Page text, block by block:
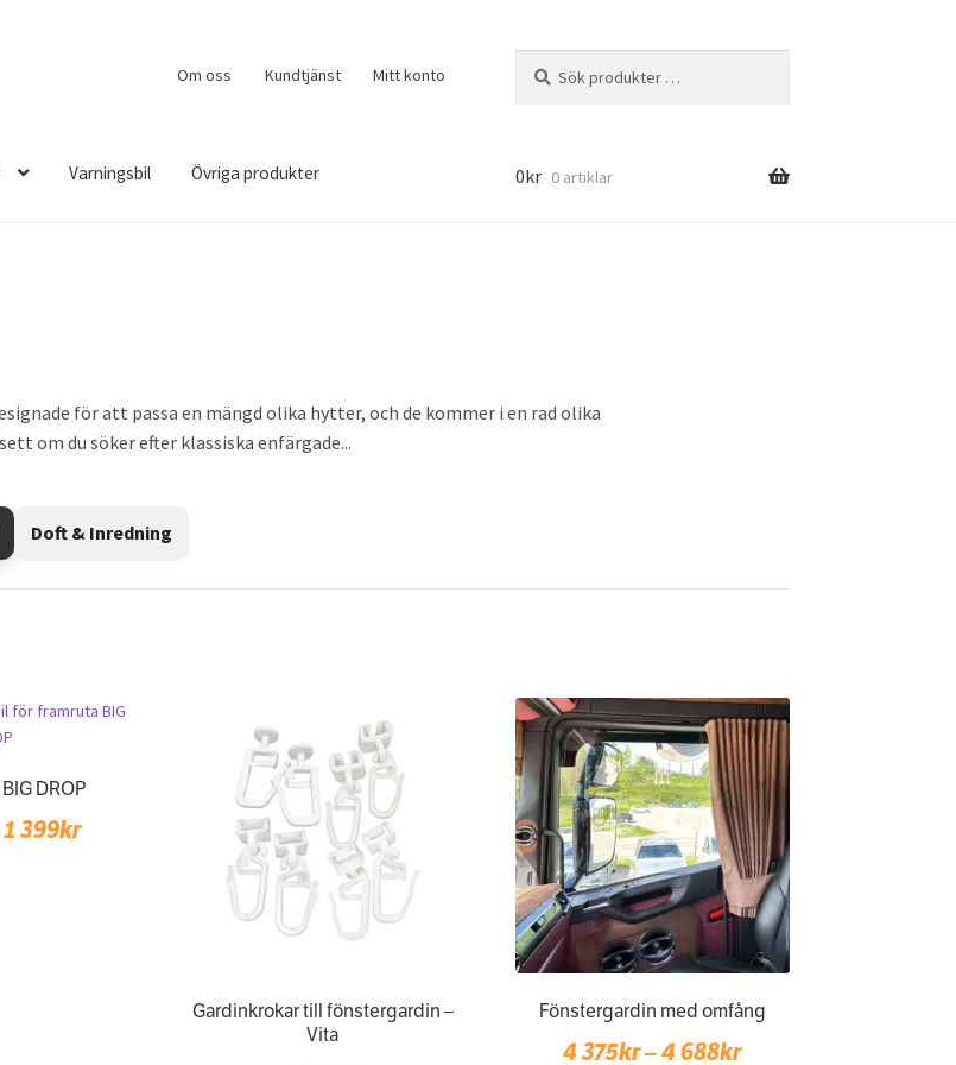
Om oss Kundtjänst Mitt konto
efter:
Varningsbil Övriga produkter 0kr 0 artiklar
för att passa en mängd olika hytter, och de kommer i en rad olika
om du söker efter klassiska enfärgade...
Doft & Inredning
DROP
1 399krPrice
Gardinkrokar till fönstergardin –
Vita
Fönstergardin med omfång
4 375kr–4 688krPrice